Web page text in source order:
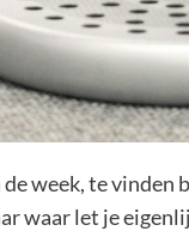
week, te vinden
waar let je